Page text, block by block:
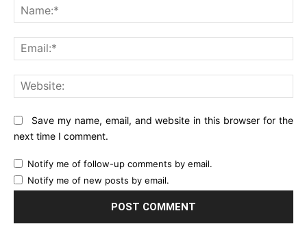
Save my name, email, and website in this browser for the
next time I comment.
Notify me of follow-up comments by email.
Notify me of new posts by email.